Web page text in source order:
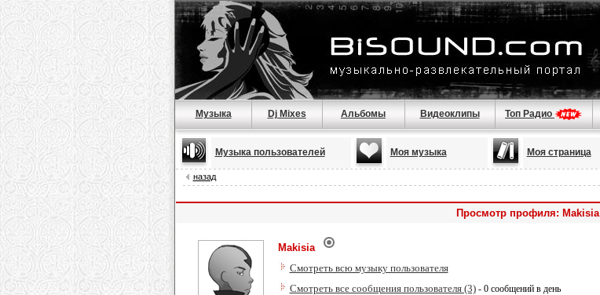
Музыка Dj Mixes Альбомы Видеоклипы Топ Радио
Музыка пользователей Моя музыка Моя страница
назад
Просмотр профиля: Makisia
Makisia
Смотреть всю музыку пользователя
Смотреть все сообщения пользователя (3)- 0 сообщений в день